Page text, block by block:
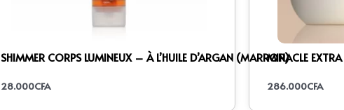
SHIMMER CORPS LUMINEUX – À L’HUILE D’ARGAN (MARRON)
28.000CFA
MIRACLE
286.000CFA